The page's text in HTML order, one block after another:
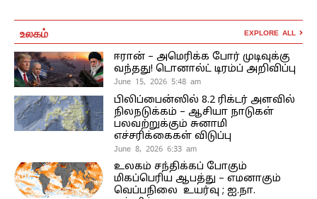
உலகம் EXPLORE ALL
ஈரான் – அமெரிக்க போர் முடிவுக்கு
வந்தது! டொனால்ட் டிரம்ப் அறிவிப்பு
June 15, 2026 5:48 am
பிலிப்பைன்ஸில் 8.2 ரிக்டர் அளவில்
நிலநடுக்கம் – ஆசியா நாடுகள்
பலவற்றுக்கும் சுனாமி
எச்சரிக்கைகள் விடுப்பு
June 8, 2026 6:33 am
உலகம் சந்திக்கப் போகும்
மிகப்பெரிய ஆபத்து – எமனாகும்
வெப்பநிலை உயர்வு ; ஐ.நா.